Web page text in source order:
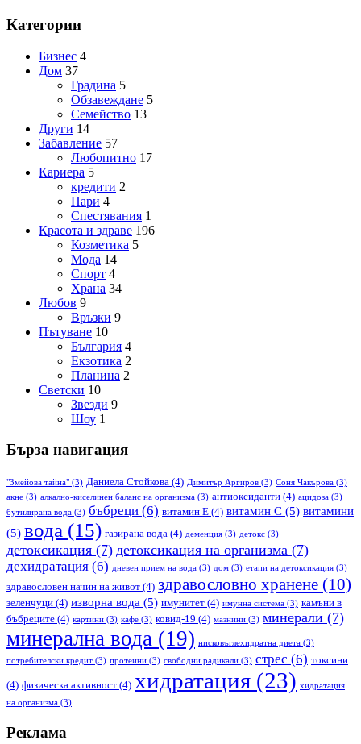
Категории
Бизнес 4
Дом 37
Градина 5
Обзавеждане 5
Семейство 13
Други 14
Забавление 57
Любопитно 17
Кариера 5
кредити 2
Пари 4
Спестявания 1
Красота и здраве 196
Козметика 5
Мода 14
Спорт 4
Храна 34
Любов 9
Връзки 9
Пътуване 10
България 4
Екзотика 2
Планина 2
Светски 10
Звезди 9
Шоу 1
Бърза навигация
"Змейова тайна" (3) Даниела Стойкова (4) Димитър Аргиров (3) Соня Чакърова (3)
акне (3) алкално-киселинен баланс на организма (3) антиоксиданти (4) ацидоза (3)
бутилирана вода (3) бъбреци (6) витамин Е (4) витамин С (5) витамини
(5) вода (15) газирана вода (4) деменция (3) детокс (3)
детоксикация (7) детоксикация на организма (7)
дехидратация (6) дневен прием на вода (3) дом (3) етапи на детоксикация (3)
здравословен начин на живот (4) здравословно хранене (10)
зеленчуци (4) изворна вода (5) имунитет (4) имунна система (3) камъни в
бъбреците (4) картини (3) кафе (3) ковид-19 (4) мазнини (3) минерали (7)
минерална вода (19) нисковъглехидратна диета (3)
потребителски кредит (3) протеини (3) свободни радикали (3) стрес (6) токсини
(4) физическа активност (4) хидратация (23) хидратация
на организма (3)
Реклама